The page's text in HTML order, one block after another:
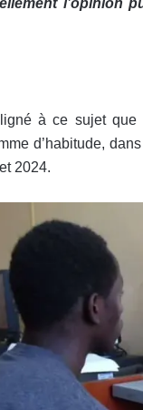
l’opinion
à ce sujet
d’habitude,
2024.